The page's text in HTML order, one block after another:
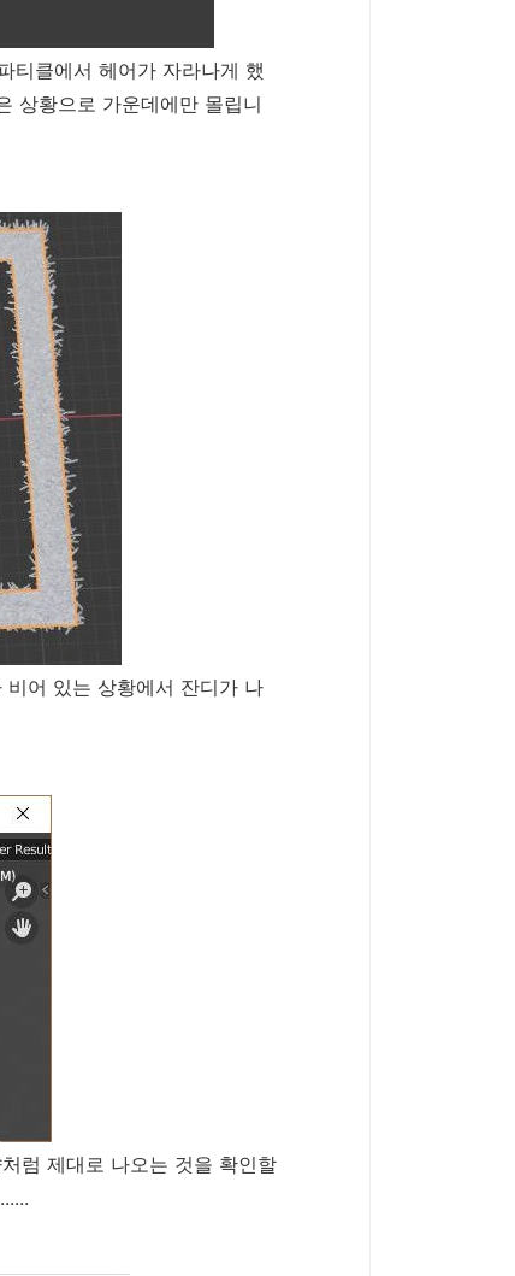
티클에서 헤어가 자라나게 했
상황으로 가운데에만 몰립니
어 있는 상황에서 잔디가 나
럼 제대로 나오는 것을 확인할